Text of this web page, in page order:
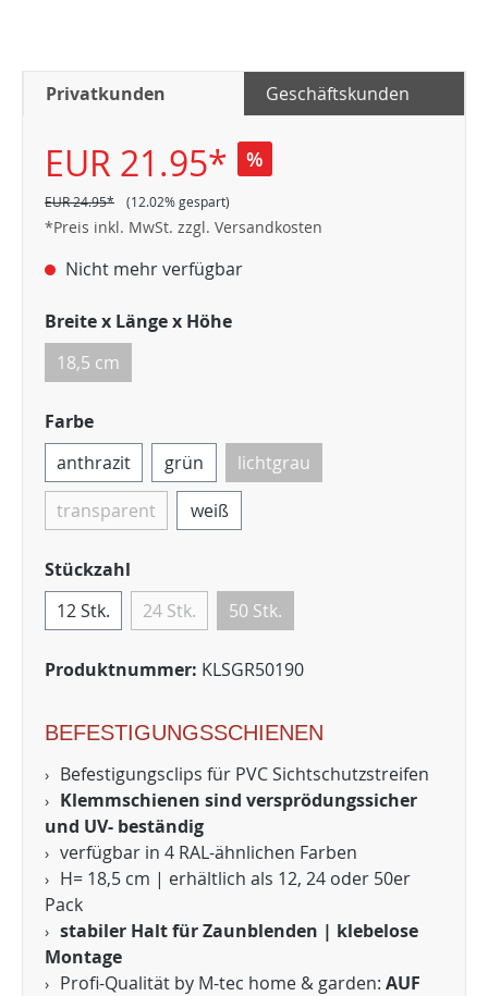
Privatkunden Geschäftskunden
EUR 21.95* %
EUR 24.95* (12.02% gespart)
*Preis inkl. MwSt. zzgl. Versandkosten
Nicht mehr verfügbar
Breite x Länge x Höhe
18,5 cm
Farbe
anthrazit
grün
lichtgrau
transparent
weiß
Stückzahl
12 Stk.
24 Stk. 50 Stk.
Produktnummer: KLSGR50190
BEFESTIGUNGSSCHIENEN
Befestigungsclips für PVC Sichtschutzstreifen
Klemmschienen sind versprödungssicher
und UV- beständig
verfügbar in 4 RAL-ähnlichen Farben
H= 18,5 cm | erhältlich als 12, 24 oder 50er
Pack
stabiler Halt für Zaunblenden | klebelose
Montage
Profi-Qualität by M-tec home & garden: AUF